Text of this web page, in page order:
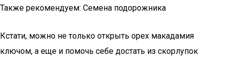
Также рекомендуем: Семена подорожника
Кстати, можно не только открыть орех макадамия
ключом, а еще и помочь себе достать из скорлупок